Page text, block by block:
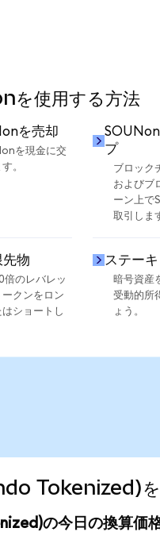
使用する方法
を売却
を現金に交
。
プ
ブロック
およびブ
ーン上で
取引しま
先物
倍のレバレッ
ークンをロン
はショートし
ステー
暗号資産
受動的所
ょう。
Tokenized)を
の今日の換算価